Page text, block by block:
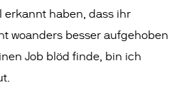
erkannt haben, dass ihr
woanders besser aufgehoben
Job blöd finde, bin ich